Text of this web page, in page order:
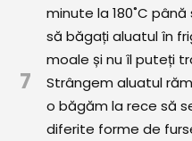
minute la 180˚C
să băgați aluatul în
moale și nu îl puteți
7
Strângem aluatul
o băgăm la rece să
diferite forme de